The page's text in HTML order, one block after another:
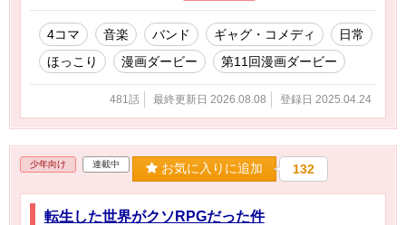
4コマ 音楽 バンド ギャグ・コメディ
日常
ほっこり
漫画ダービー 第11回漫画ダービー
481話 最終更新日 2026.08.08 登録日 2025.04.24
少年向け 連載中 お気に入りに追加 132
転生した世界がクソRPGだった件